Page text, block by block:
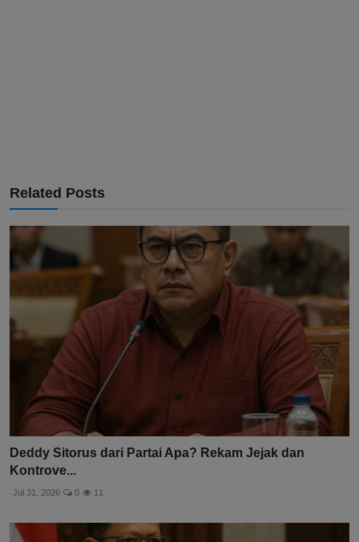
Related Posts
Deddy Sitorus dari Partai Apa? Rekam Jejak dan
Kontrove...
Jul 31, 2026 0 11